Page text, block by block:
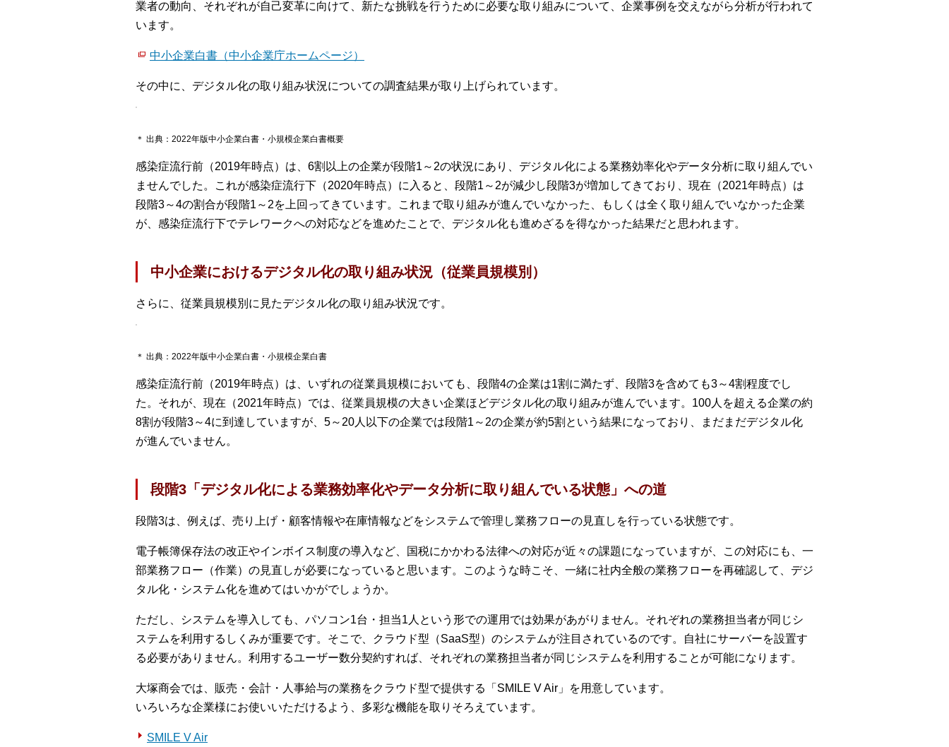
業者の動向、それぞれが自己変革に向けて、新たな挑戦を行うために必要な取り組みについて、企業事例を交えながら分析が行われて
います。
中小企業白書（中小企業庁ホームページ）
その中に、デジタル化の取り組み状況についての調査結果が取り上げられています。
＊ 出典：2022年版中小企業白書・小規模企業白書概要
感染症流行前（2019年時点）は、6割以上の企業が段階1～2の状況にあり、デジタル化による業務効率化やデータ分析に取り組んでい
ませんでした。これが感染症流行下（2020年時点）に入ると、段階1～2が減少し段階3が増加してきており、現在（2021年時点）は
段階3～4の割合が段階1～2を上回ってきています。これまで取り組みが進んでいなかった、もしくは全く取り組んでいなかった企業
が、感染症流行下でテレワークへの対応などを進めたことで、デジタル化も進めざるを得なかった結果だと思われます。
中小企業におけるデジタル化の取り組み状況（従業員規模別）
さらに、従業員規模別に見たデジタル化の取り組み状況です。
＊ 出典：2022年版中小企業白書・小規模企業白書
感染症流行前（2019年時点）は、いずれの従業員規模においても、段階4の企業は1割に満たず、段階3を含めても3～4割程度でし
た。それが、現在（2021年時点）では、従業員規模の大きい企業ほどデジタル化の取り組みが進んでいます。100人を超える企業の約
8割が段階3～4に到達していますが、5～20人以下の企業では段階1～2の企業が約5割という結果になっており、まだまだデジタル化
が進んでいません。
段階3「デジタル化による業務効率化やデータ分析に取り組んでいる状態」への道
段階3は、例えば、売り上げ・顧客情報や在庫情報などをシステムで管理し業務フローの見直しを行っている状態です。
電子帳簿保存法の改正やインボイス制度の導入など、国税にかかわる法律への対応が近々の課題になっていますが、この対応にも、一
部業務フロー（作業）の見直しが必要になっていると思います。このような時こそ、一緒に社内全般の業務フローを再確認して、デジ
タル化・システム化を進めてはいかがでしょうか。
ただし、システムを導入しても、パソコン1台・担当1人という形での運用では効果があがりません。それぞれの業務担当者が同じシ
ステムを利用するしくみが重要です。そこで、クラウド型（SaaS型）のシステムが注目されているのです。自社にサーバーを設置す
る必要がありません。利用するユーザー数分契約すれば、それぞれの業務担当者が同じシステムを利用することが可能になります。
大塚商会では、販売・会計・人事給与の業務をクラウド型で提供する「SMILE V Air」を用意しています。
いろいろな企業様にお使いいただけるよう、多彩な機能を取りそろえています。
SMILE V Air